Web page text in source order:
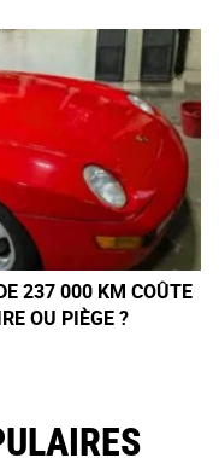
237 000 KM COÛTE
OU PIÈGE ?